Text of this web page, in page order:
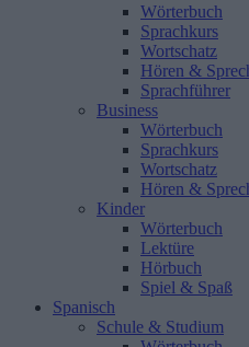
Wörterbuch
Sprachkurs
Wortschatz
Hören &
Sprachführer
Business
Wörterbuch
Sprachkurs
Wortschatz
Hören &
Kinder
Wörterbuch
Lektüre
Hörbuch
Spiel & Spaß
Spanisch
Schule & Studium